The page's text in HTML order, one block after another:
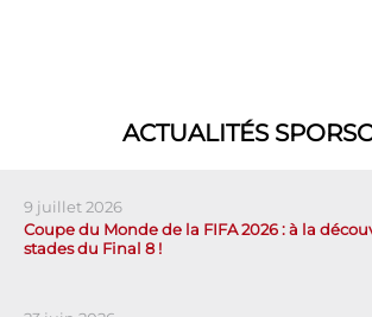
ACTUALITÉS
9 juillet 2026
Coupe du Monde de la FIFA 2026 : à la
stades du Final 8 !